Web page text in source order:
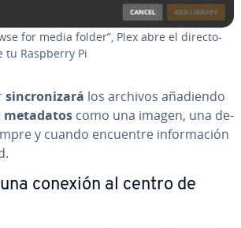
for media folder”, Plex abre el di­re­c­to­
tu Raspberry Pi
si­n­cro­ni­za­rá los archivos añadiendo
metadatos como una imagen, una de­
y cuando encuentre in­fo­r­ma­ción
conexión al centro de